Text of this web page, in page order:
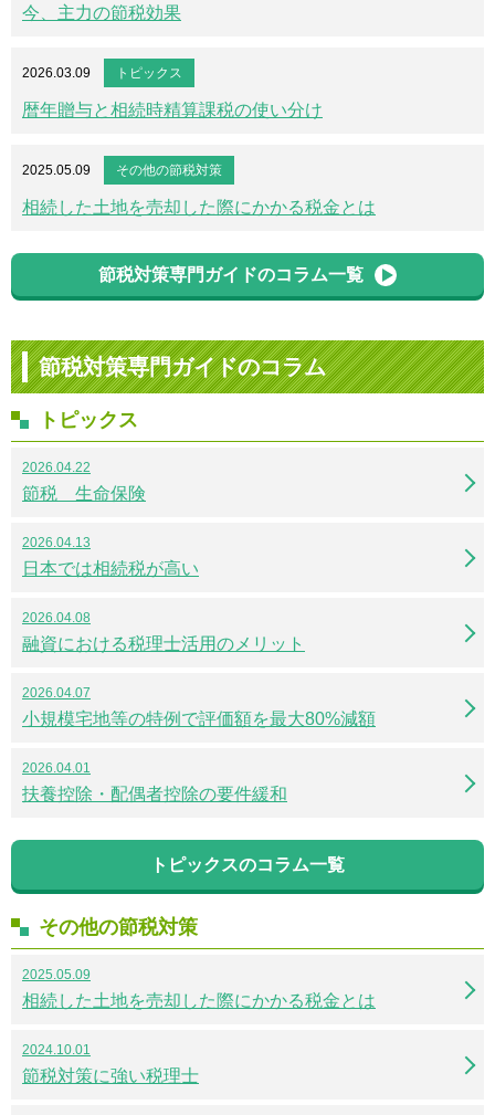
今、主力の節税効果
2026.03.09 トピックス
暦年贈与と相続時精算課税の使い分け
2025.05.09 その他の節税対策
相続した土地を売却した際にかかる税金とは
節税対策専門ガイドのコラム一覧
節税対策専門ガイドのコラム
トピックス
2026.04.22
節税 生命保険
2026.04.13
日本では相続税が高い
2026.04.08
融資における税理士活用のメリット
2026.04.07
小規模宅地等の特例で評価額を最大80%減額
2026.04.01
扶養控除・配偶者控除の要件緩和
トピックスのコラム一覧
その他の節税対策
2025.05.09
相続した土地を売却した際にかかる税金とは
2024.10.01
節税対策に強い税理士